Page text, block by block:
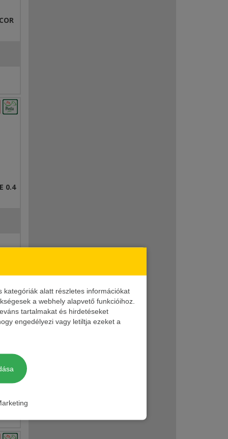
kategóriák alatt részletes információkat
a webhely alapvető funkcióihoz.
tartalmakat és hirdetéseket
engedélyezi vagy letiltja ezeket a
0.4